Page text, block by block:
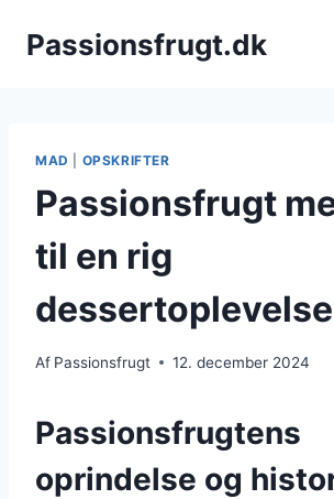
Passionsfrugt.dk
MAD OPSKRIFTER
Passionsfrugt
til en rig
dessertoplevelse
Af Passionsfrugt 12. december 2024
Passionsfrugtens
oprindelse og